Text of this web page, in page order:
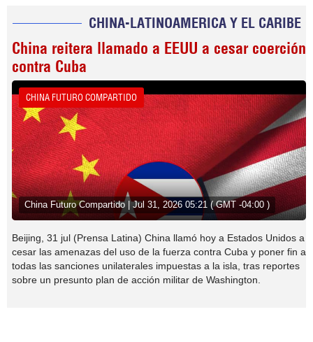
CHINA-LATINOAMERICA Y EL CARIBE
China reitera llamado a EEUU a cesar coerción
contra Cuba
CHINA FUTURO COMPARTIDO
China Futuro Compartido | Jul 31, 2026 05:21 ( GMT -04:00 )
Beijing, 31 jul (Prensa Latina) China llamó hoy a Estados Unidos a
cesar las amenazas del uso de la fuerza contra Cuba y poner fin a
todas las sanciones unilaterales impuestas a la isla, tras reportes
sobre un presunto plan de acción militar de Washington.